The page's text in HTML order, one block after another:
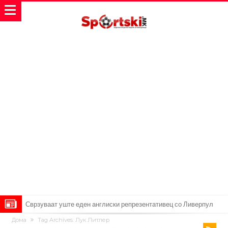
Сврзуваат уште еден англиски репрезентативец со Ливерпул
Замена за Влаховиќ: Напаѓачот на Манчестер доаѓа во Јувентус!
Дома Tag Archives: Лук Литлер